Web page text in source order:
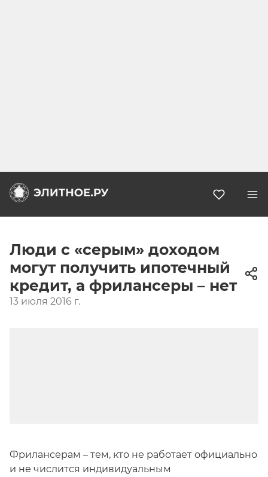
Люди с «серым» доходом
могут получить ипотечный
кредит, а фрилансеры – нет
13 июля 2016 г.
Фрилансерам – тем, кто не работает официально
и не числится индивидуальным